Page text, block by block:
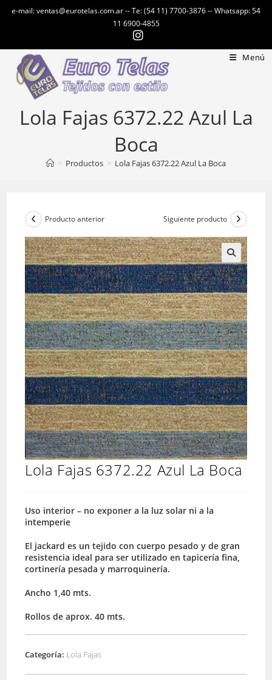
e-mail: ventas@eurotelas.com.ar -- Te: (54 11) 7700-3876 -- Whatsapp: 54
11 6900-4855
Menú
Lola Fajas 6372.22 Azul La
Boca
> Productos > Lola Fajas 6372.22 Azul La Boca
Producto anterior Siguiente producto
Lola Fajas 6372.22 Azul La Boca
Uso interior – no exponer a la luz solar ni a la
intemperie
El jackard es un tejido con cuerpo pesado y de gran
resistencia ideal para ser utilizado en tapicería fina,
cortinería pesada y marroquinería.
Ancho 1,40 mts.
Rollos de aprox. 40 mts.
Categoría: Lola Fajas